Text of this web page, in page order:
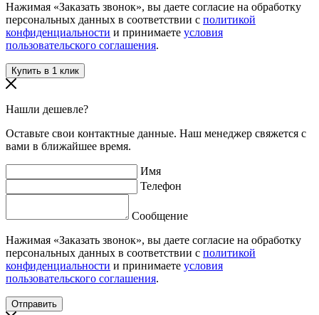
Нажимая «Заказать звонок», вы даете согласие на обработку
персональных данных в соответствии с политикой
конфиденциальности и принимаете условия
пользовательского соглашения.
Нашли дешевле?
Оставьте свои контактные данные. Наш менеджер свяжется с
вами в ближайшее время.
Имя
Телефон
Сообщение
Нажимая «Заказать звонок», вы даете согласие на обработку
персональных данных в соответствии с политикой
конфиденциальности и принимаете условия
пользовательского соглашения.